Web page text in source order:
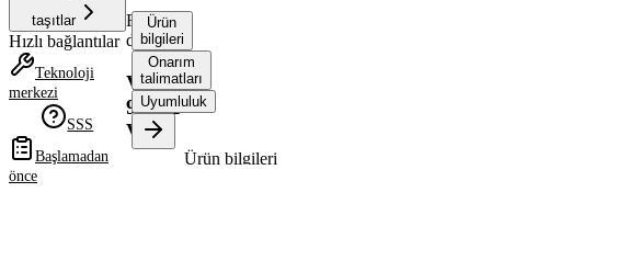
taşıtlar
Hızlı bağlantılar
Teknoloji
merkezi
SSS
Başlamadan
önce
Fren
diski
VKBD
90502
V1
Ürün
bilgileri
Onarım
talimatları
Uyumluluk
Ürün bilgileri